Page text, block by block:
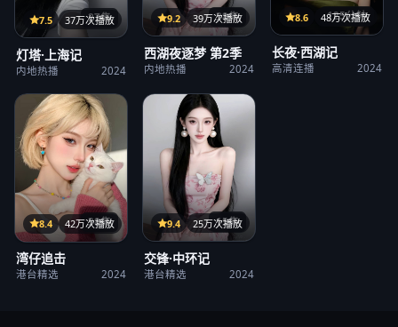
27集
7.5 37万次播放
灯塔·上海记
内地热播 2024
38集
9.2 39万次播放
西湖夜逐梦 第2季
内地热播 2024
125分钟
8.6 48万次播放
长夜·西湖记
高清连播 2024
38集
8.4 42万次播放
湾仔追击
港台精选 2024
15集
9.4 25万次播放
交锋·中环记
港台精选 2024